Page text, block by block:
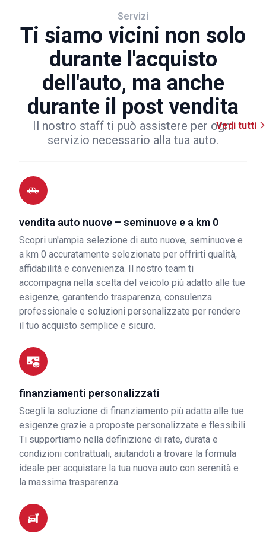
Servizi
Ti siamo vicini non solo
durante l'acquisto
dell'auto, ma anche
durante il post vendita
Il nostro staff ti può assistere per ogni
servizio necessario alla tua auto.
Vedi tutti
vendita auto nuove – seminuove e a km 0
Scopri un'ampia selezione di auto nuove, seminuove e
a km 0 accuratamente selezionate per offrirti qualità,
affidabilità e convenienza. Il nostro team ti
accompagna nella scelta del veicolo più adatto alle tue
esigenze, garantendo trasparenza, consulenza
professionale e soluzioni personalizzate per rendere
il tuo acquisto semplice e sicuro.
finanziamenti personalizzati
Scegli la soluzione di finanziamento più adatta alle tue
esigenze grazie a proposte personalizzate e flessibili.
Ti supportiamo nella definizione di rate, durata e
condizioni contrattuali, aiutandoti a trovare la formula
ideale per acquistare la tua nuova auto con serenità e
la massima trasparenza.